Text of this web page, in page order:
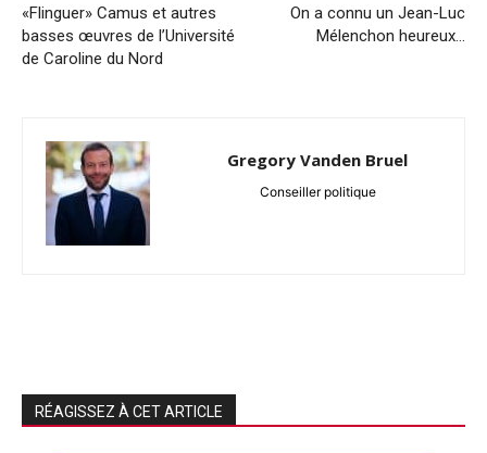
«Flinguer» Camus et autres
basses œuvres de l’Université
de Caroline du Nord
On a connu un Jean-Luc
Mélenchon heureux…
Gregory Vanden Bruel
Conseiller politique
RÉAGISSEZ À CET ARTICLE